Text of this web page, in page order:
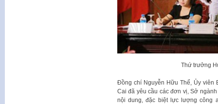
Thứ trưởng
Đồng chí Nguyễn Hữu Thể, Ủy viên
Cai đã yêu cầu các đơn vị, Sở
nội dung, đặc biệt lực lượng công